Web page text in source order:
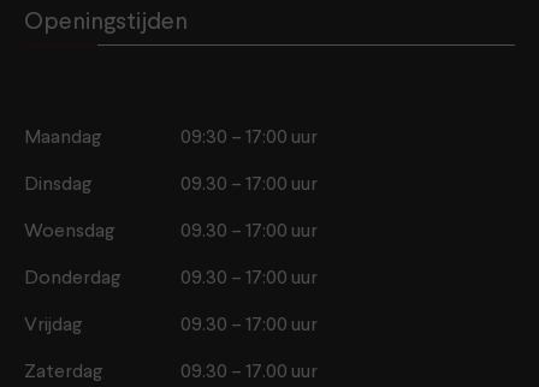
Openingstijden
Maandag 09:30 – 17:00 uur
Dinsdag 09.30 – 17:00 uur
Woensdag 09.30 – 17:00 uur
Donderdag 09.30 – 17:00 uur
Vrijdag 09.30 – 17:00 uur
Zaterdag 09.30 – 17.00 uur